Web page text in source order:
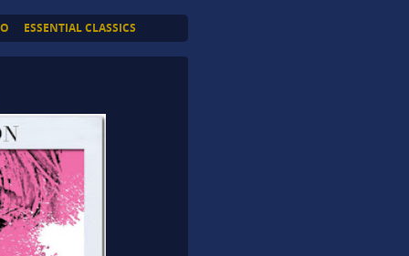
ESSENTIAL CLASSICS